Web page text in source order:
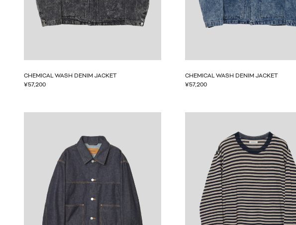
CHEMICAL WASH DENIM JACKET
¥57,200
CHEMICAL WASH DENIM JACKET
¥57,200